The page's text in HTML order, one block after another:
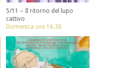
5/11 – Il ritorno del lupo
cattivo
Domenica ore 16.30